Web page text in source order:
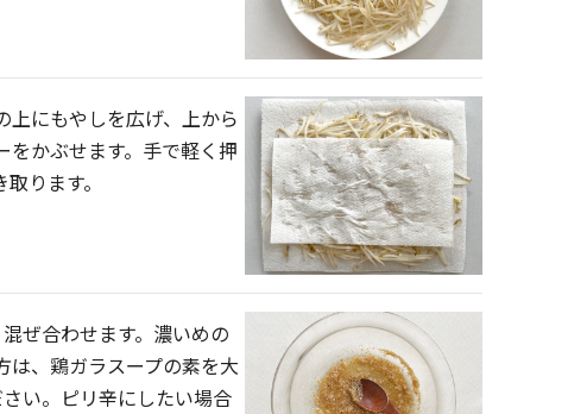
上にもやしを広げ、上から
をかぶせます。手で軽く押
ります。
ぜ合わせます。濃いめの
は、鶏ガラスープの素を大
い。ピリ辛にしたい場合